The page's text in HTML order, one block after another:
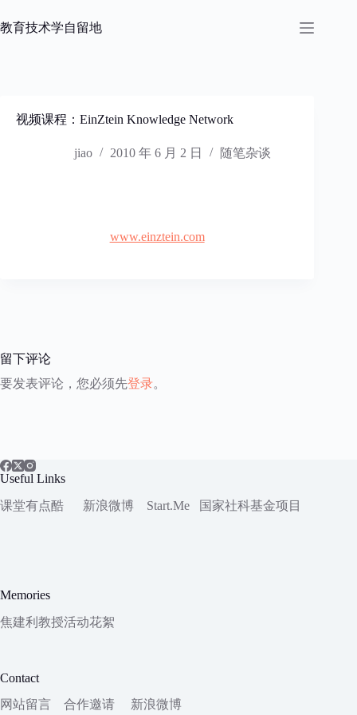
过
教育技术学自留地
视频课程：EinZtein Knowledge Network
jiao 2010 年 6 月 2 日 随笔杂谈
www.einztein.com
留下评论
要发表评论，您必须先登录。
Useful Links
课堂有点酷
新浪微博 Start.Me 国家社科基金项目
Memories
焦建利教授活动花絮
Contact
网站留言
合作邀请 新浪微博